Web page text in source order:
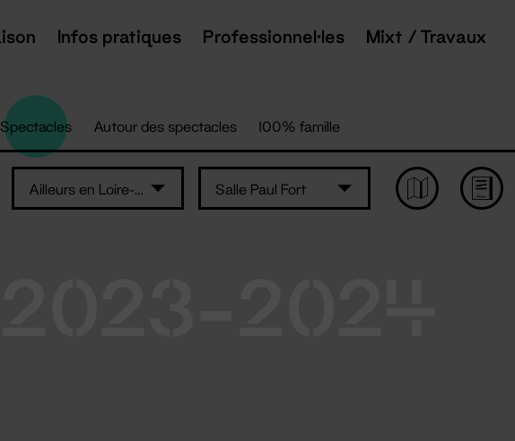
Infos pratiques Professionnel·les Mixt / Travaux
Spectacles Autour des spectacles 100% famille
Ailleurs en Loire-Atlantique Salle Paul Fort